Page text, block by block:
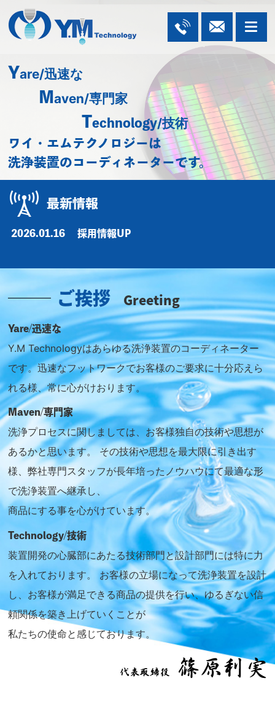
Yare/迅速な
Maven/専門家
Technology/技術
ワイ・エムテクノロジーは
洗浄装置のコーディネーターです。
最新情報
2026.01.16 採用情報UP
ご挨拶 Greeting
Yare/迅速な
Y.M Technologyはあらゆる洗浄装置のコーディネーター
です。迅速なフットワークでお客様のご要求に十分応えら
れる様、常に心がけおります。
Maven/専門家
洗浄プロセスに関しましては、お客様独自の技術や思想が
あるかと思います。 その技術や思想を最大限に引き出す
様、弊社専門スタッフが長年培ったノウハウにて最適な形
で洗浄装置へ継承し、
商品にする事を心がけています。
Technology/技術
装置開発の心臓部にあたる技術部門と設計部門には特に力
を入れております。
お客様の立場になって洗浄装置を設計
し、お客様が満足できる商品の提供を行い、ゆるぎない信
頼関係を築き上げていくことが
私たちの使命と感じております。